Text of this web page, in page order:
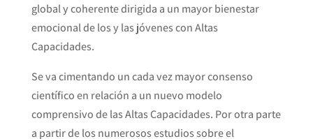
global y coherente dirigida a un mayor bienestar
emocional de los y las jóvenes con Altas
Capacidades.
Se va cimentando un cada vez mayor consenso
científico en relación a un nuevo modelo
comprensivo de las Altas Capacidades. Por otra parte
a partir de los numerosos estudios sobre el